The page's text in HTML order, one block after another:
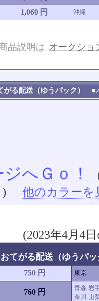
1,060 円 沖縄
品説明は オークショ
がる配送（ゆうパック） ■
へＧｏ！
)
他のカラーを
(2023年4月4
おてがる配送（ゆうパ
750 円 東京
760 円
青森 岩
奈川 山